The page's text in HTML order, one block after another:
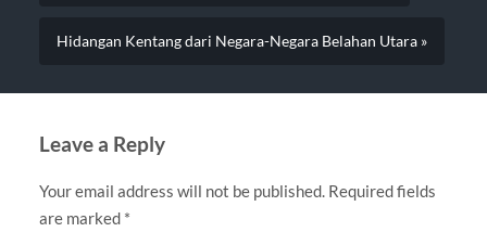
Hidangan Kentang dari Negara-Negara Belahan Utara »
Leave a Reply
Your email address will not be published. Required fields
are marked *